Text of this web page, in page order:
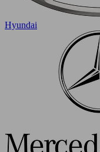
Hyundai